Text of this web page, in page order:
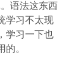
语法这东西
学习不太现
学习一下也
。